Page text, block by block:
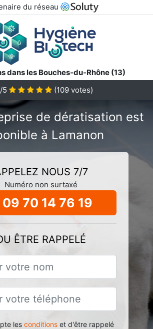
du réseau
dans les Bouches-du-Rhône (13)
5
(109 votes)
de dératisation est
à Lamanon
NOUS 7/7
Numéro non surtaxé
09 70 14 76 19
ÊTRE RAPPELÉ
les conditionset d'être rappelé